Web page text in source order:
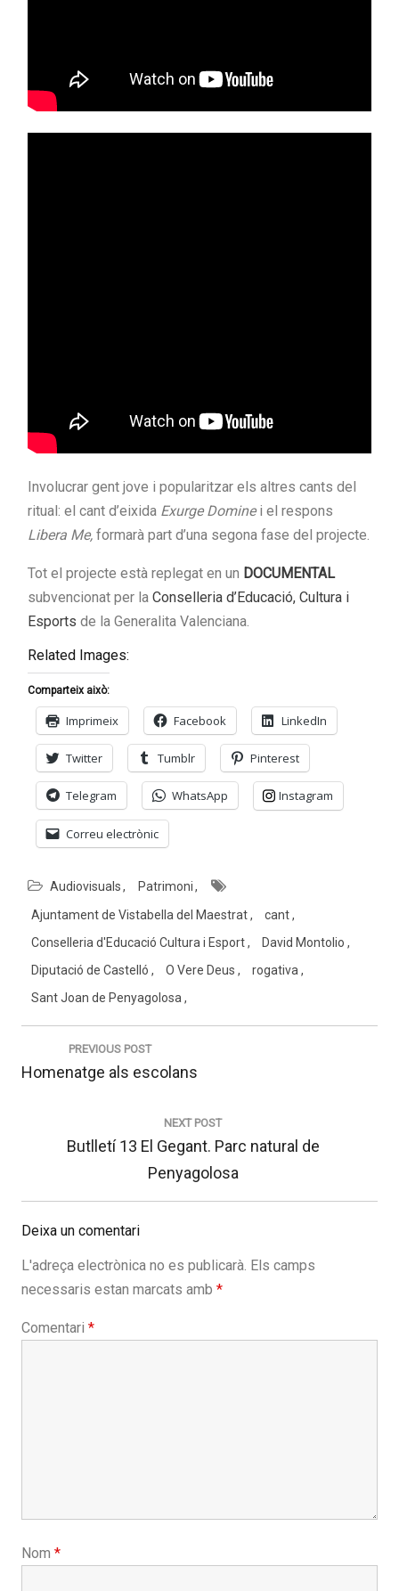
Involucrar gent jove i popularitzar els altres cants del
ritual: el cant d’eixida Exurge Dominei el respons
Libera Me, formarà part d’una segona fase del projecte.
Tot el projecte està replegat en un DOCUMENTAL
subvencionat per la Conselleria d’Educació, Cultura i
Esports de la Generalita Valenciana.
Related Images:
Comparteix això:
Imprimeix Facebook LinkedIn
Twitter Tumblr Pinterest
Telegram WhatsApp Instagram
Correu electrònic
Audiovisuals
Patrimoni
Ajuntament de Vistabella del Maestrat
cant
Conselleria d'Educació Cultura i Esport
David Montolio
Diputació de Castelló
O Vere Deus
rogativa
Sant Joan de Penyagolosa
Navegació
d'entrades
PREVIOUS POST
Previous
Homenatge als escolans
NEXT POST
Next
Butlletí 13 El Gegant. Parc natural de
Penyagolosa
Deixa un comentari
L'adreça electrònica no es publicarà. Els camps
necessaris estan marcats amb *
Comentari *
Nom *